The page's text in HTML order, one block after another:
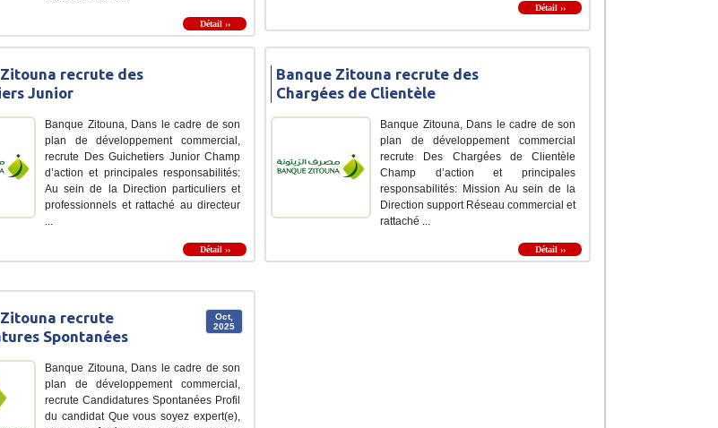
Détail ››
Détail ››
recrute des
Junior
Banque Zitouna, Dans le cadre de son
plan de développement commercial,
recrute Des Guichetiers Junior Champ
d’action et principales responsabilités:
Au sein de la Direction particuliers et
professionnels et rattaché au directeur
...
Détail ››
Banque Zitouna recrute des
Chargées de Clientèle
Banque Zitouna, Dans le cadre de son
plan de développement commercial
recrute Des Chargées de Clientèle
Champ d’action et principales
responsabilités: Mission Au sein de la
Direction support Réseau commercial et
rattaché ...
Détail ››
Oct,
2025
recrute
Spontanées
Banque Zitouna, Dans le cadre de son
plan de développement commercial,
recrute Candidatures Spontanées Profil
du candidat Que vous soyez expert(e),